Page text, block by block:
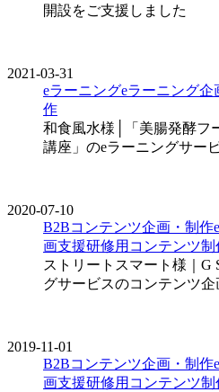
開設をご支援しました
2021-03-31
eラーニングeラーニング企
作
和食風水様│「美腸発酵フ
講座」のeラーニングサー
2020-07-10
B2Bコンテンツ企画・制作
画支援研修用コンテンツ制
ストリートスマート様｜G
グサービスのコンテンツ企
2019-11-01
B2Bコンテンツ企画・制作
画支援研修用コンテンツ制